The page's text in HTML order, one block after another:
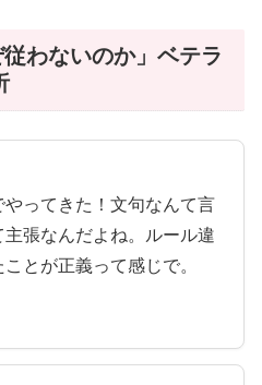
わないのか」ベテラ
やってきた！文句なんて言
張なんだよね。ルール違
とが正義って感じで。